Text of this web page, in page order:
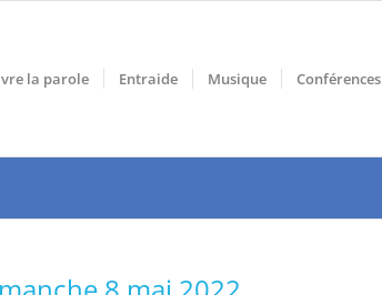
la parole Entraide Musique Conférences